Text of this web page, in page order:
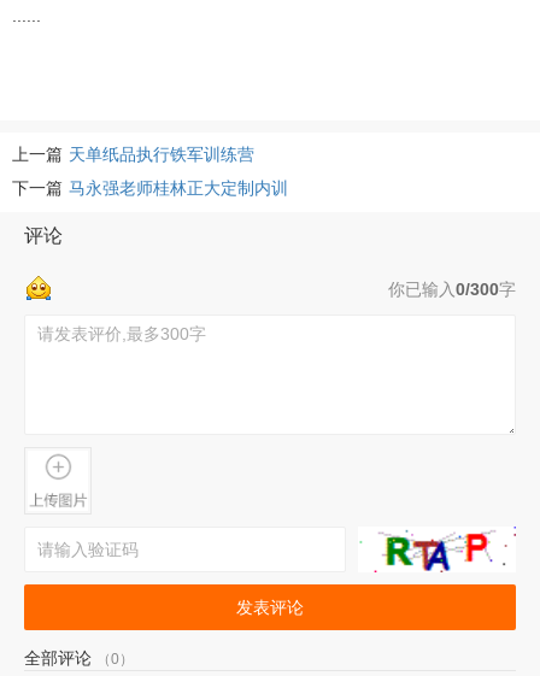
上一篇 天单纸品执行铁军训练营
下一篇 马永强老师桂林正大定制内训
评论
你已输入0/300字
发表评论
全部评论 （0）